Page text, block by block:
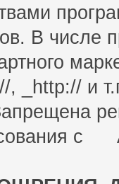
В числе
, _http:// и
с